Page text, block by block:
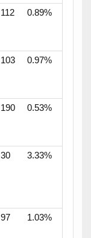
112 0.89%
103 0.97%
190 0.53%
30 3.33%
97 1.03%